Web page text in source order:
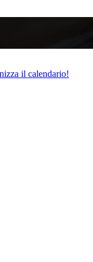
il calendario!